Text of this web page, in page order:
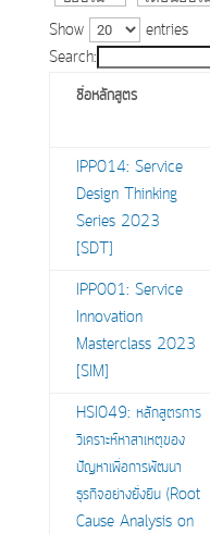
Show
entries
Search:
ชื่อหลักสูตร
IPP014: Service
Design Thinking
Series 2023
[SDT]
IPP001: Service
Innovation
Masterclass 2023
[SIM]
HSI049: หลักสูตรการ
วิเคราะห์หาสาเหตุของ
ปัญหาเพื่อการพัฒนา
ธุรกิจอย่างยั่งยืน (Root
Cause Analysis on